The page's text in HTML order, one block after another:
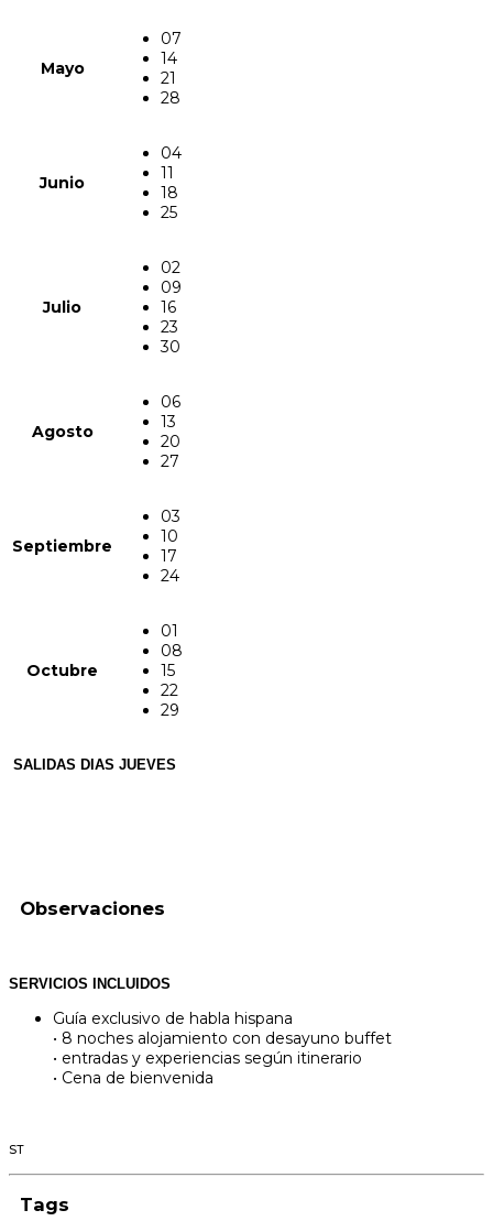
Mayo
07
14
21
28
Junio
04
11
18
25
Julio
02
09
16
23
30
Agosto
06
13
20
27
Septiembre
03
10
17
24
Octubre
01
08
15
22
29
SALIDAS DIAS JUEVES
Observaciones
SERVICIOS INCLUIDOS
Guía exclusivo de habla hispana
• 8 noches alojamiento con desayuno buffet
• entradas y experiencias según itinerario
• Cena de bienvenida
ST
Tags